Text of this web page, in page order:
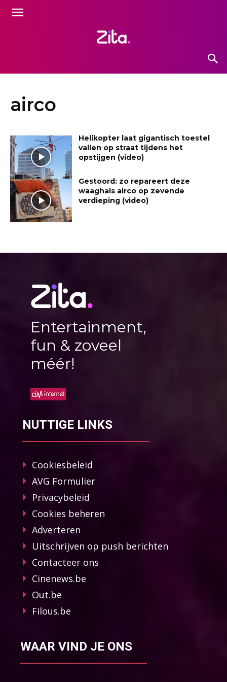
airco
Helikopter laat gigantisch toestel
vallen op straat tijdens het
opstijgen (video)
Gestoord: zo repareert deze
waaghals airco op zevende
verdieping (video)
Entertainment,
fun & zoveel
méér!
NUTTIGE LINKS
Cookiesbeleid
AVG Formulier
Privacybeleid
Cookies beheren
Adverteren
Uitschrijven op push berichten
Contacteer ons
Cinenews.be
Out.be
Filous.be
WAAR VIND JE ONS